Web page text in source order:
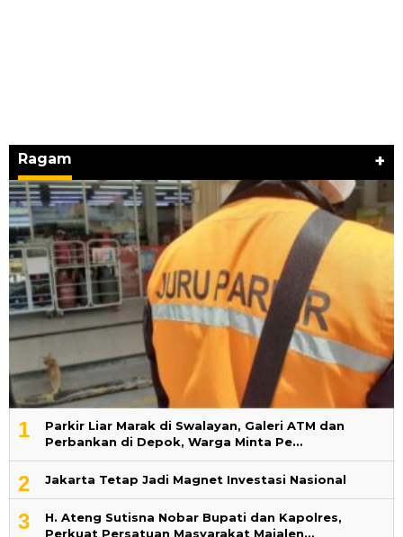
Ragam +
1
Parkir Liar Marak di Swalayan, Galeri ATM dan
Perbankan di Depok, Warga Minta Pe…
2 Jakarta Tetap Jadi Magnet Investasi Nasional
3
H. Ateng Sutisna Nobar Bupati dan Kapolres,
Perkuat Persatuan Masyarakat Majalen…